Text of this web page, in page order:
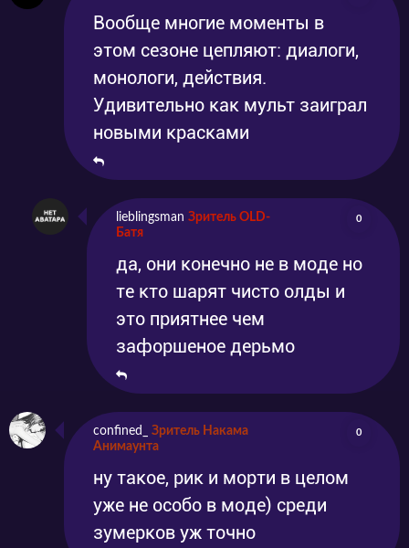
Вообще многие моменты в
этом сезоне цепляют: диалоги,
монологи, действия.
Удивительно как мульт заиграл
новыми красками
lieblingsman Зритель OLD-
Батя
0
да, они конечно не в моде но
те кто шарят чисто олды и
это приятнее чем
зафоршеное дерьмо
confined_
Зритель Накама
Анимаунта
0
ну такое, рик и морти в целом
уже не особо в моде) среди
зумерков уж точно